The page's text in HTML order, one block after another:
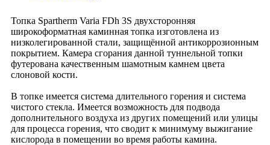
Топка Spartherm Varia FDh 3S двухсторонняя
широкоформатная каминная топка изготовлена из
низколегированной стали, защищённой антикоррозионным
покрытием. Камера сгорания данной туннельной топки
футерована качественным шамотным камнем цвета
слоновой кости.
В топке имеется система длительного горения и система
чистого стекла. Имеется возможность для подвода
дополнительного воздуха из других помещений или улицы
для процесса горения, что сводит к минимуму выжигание
кислорода в помещении во время работы камина.